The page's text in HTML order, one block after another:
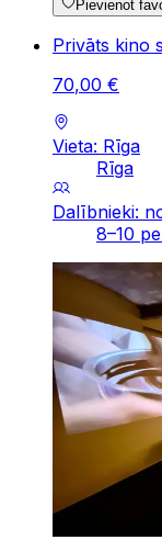
Pievienot
Privāts kino
70,00 €
Vieta: Rīga
Rīga
Dalībnieki:
8–10